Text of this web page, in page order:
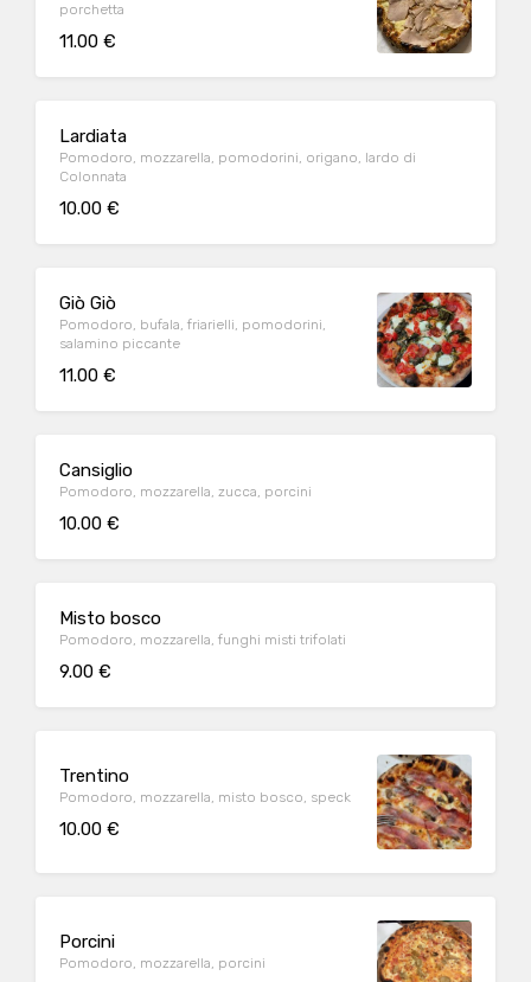
porchetta
11.00 €
Lardiata
Pomodoro, mozzarella, pomodorini, origano, lardo di
Colonnata
10.00 €
Giò Giò
Pomodoro, bufala, friarielli, pomodorini,
salamino piccante
11.00 €
Cansiglio
Pomodoro, mozzarella, zucca, porcini
10.00 €
Misto bosco
Pomodoro, mozzarella, funghi misti trifolati
9.00 €
Trentino
Pomodoro, mozzarella, misto bosco, speck
10.00 €
Porcini
Pomodoro, mozzarella, porcini